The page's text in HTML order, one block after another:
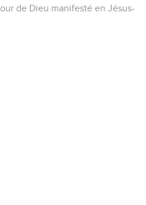
de Dieu manifesté en Jésus-